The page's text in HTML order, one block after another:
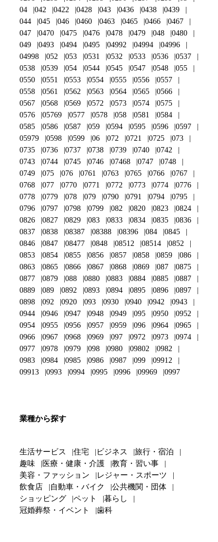
04
042 0422 0428 043 0436 0438
0439
044
045 046 0460 0463 0465 0466
0467
047
0470 0475 0476 0478 0479 048
0480
049
0493 0494 0495 04992 04994
04996
04998
052 053 0531 0532 0533 0536
0537
0538
0539 054 0544 0545 0547 0548
055
0550
0551 0553 0554 0555 0556
0557
0558
0561 0562 0563 0564 0565
0566
0567
0568 0569 0572 0573 0574
0575
0576
05769 0577 0578 058 0581
0584
0585
0586 0587 059 0594 0595 0596
0597
05979
0598 0599 06 072 0721 0725
073
0735
0736 0737 0738 0739 0740
0742
0743
0744 0745 0746 07468 0747
0748
0749
075 076 0761 0763 0765 0766
0767
0768
077 0770 0771 0772 0773 0774
0776
0778
0779 078 079 0790 0791 0794
0795
0796
0797 0798 0799 082 0820 0823
0824
0826
0827 0829 083 0833 0834 0835
0836
0837
0838 08387 08388 08396 084
0845
0846
0847 08477 0848 08512 08514
0852
0853
0854 0855 0856 0857 0858 0859
086
0863
0865 0866 0867 0868 0869 087
0875
0877
0879 088 0880 0883 0884 0885
0887
0889
089 0892 0893 0894 0895 0896
0897
0898
092 0920 093 0930 0940 0942
0943
0944
0946 0947 0948 0949 095 0950
0952
0954
0955 0956 0957 0959 096 0964
0965
0966
0967 0968 0969 097 0972 0973
0974
0977
0978 0979 098 0980 09802
0982
0983
0984 0985 0986 0987 099
09912
09913
0993 0994 0995 0996 09969 0997
業種から探す
生活サービス 住宅 ビジネス
旅行・宿泊
趣味
医療・健康・介護
教育・習い事
美容・ファッション
レジャー・スポーツ
飲食店
自動車・バイク
公共機関・団体
ショッピング
ペット
暮らし
冠婚葬祭・イベント
歯科